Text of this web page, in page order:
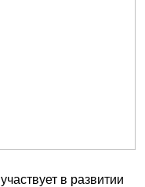
в развитии